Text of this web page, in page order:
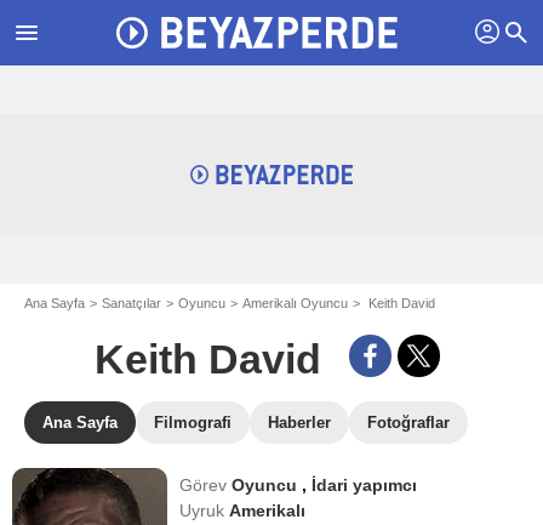
menu profil search
Ana Sayfa Sanatçılar Oyuncu Amerikalı Oyuncu Keith David
Keith David
Ana Sayfa Filmografi Haberler Fotoğraflar
GörevOyuncu , İdari yapımcı
UyrukAmerikalı